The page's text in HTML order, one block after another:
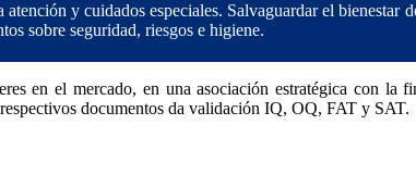
y cuidados especiales. Salvaguardar el bienestar
sobre seguridad, riesgos e higiene.
en el mercado, en una asociación estratégica con la
documentos da validación IQ, OQ, FAT y SAT.